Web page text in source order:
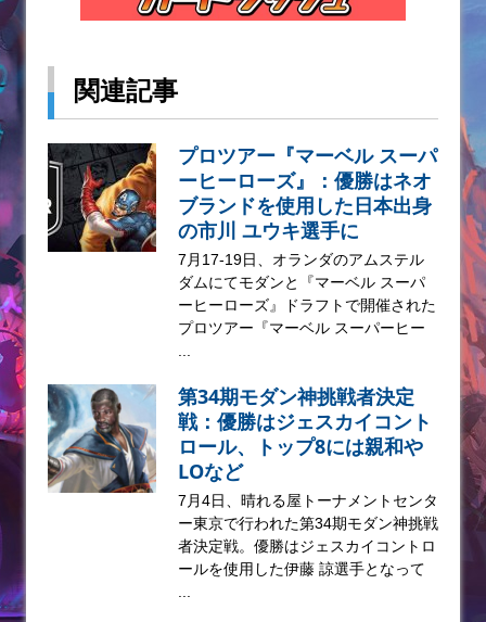
関連記事
プロツアー『マーベル スーパ
ーヒーローズ』：優勝はネオ
ブランドを使用した日本出身
の市川 ユウキ選手に
7月17-19日、オランダのアムステル
ダムにてモダンと『マーベル スーパ
ーヒーローズ』ドラフトで開催された
プロツアー『マーベル スーパーヒー
第34期モダン神挑戦者決定
戦：優勝はジェスカイコント
ロール、トップ8には親和や
LOなど
7月4日、晴れる屋トーナメントセンタ
ー東京で行われた第34期モダン神挑戦
者決定戦。優勝はジェスカイコントロ
ールを使用した伊藤 諒選手となって